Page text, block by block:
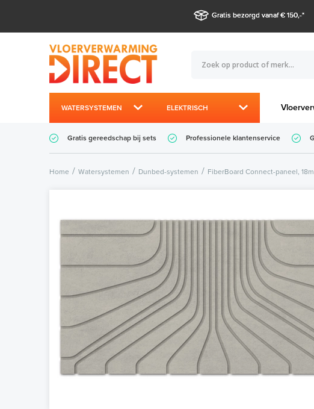
Gratis bezorgd vanaf € 150,-*
WATERSYSTEMEN ELEKTRISCH
Gratis gereedschap bij sets Professionele klantenservice
Home Watersystemen Dunbed-systemen FiberBoard Connect-paneel,